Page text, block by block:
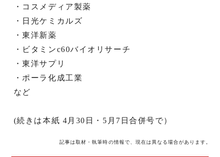
・コスメディア製薬
・日光ケミカルズ
・東洋新薬
・ビタミンc60バイオリサーチ
・東洋サプリ
・ポーラ化成工業
など
(続きは本紙 4月30日・5月7日合併号で）
記事は取材・執筆時の情報で、現在は異なる場合があります。